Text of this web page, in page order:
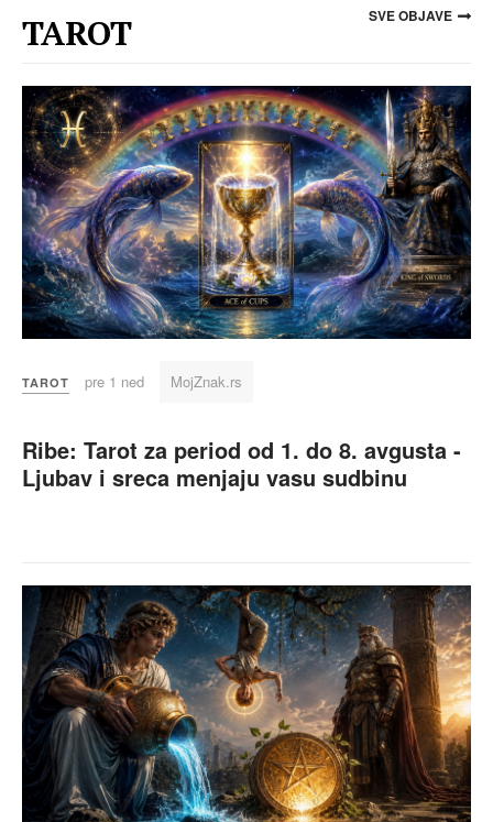
TAROT SVE OBJAVE
TAROT pre 1 ned MojZnak.rs
Ribe: Tarot za period od 1. do 8. avgusta -
Ljubav i sreca menjaju vasu sudbinu